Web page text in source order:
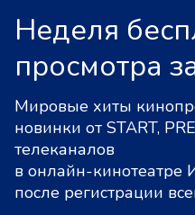
Неделя
просмотра
Мировые хиты
новинки от START,
телеканалов
в онлайн-кинотеатре
после регистрации